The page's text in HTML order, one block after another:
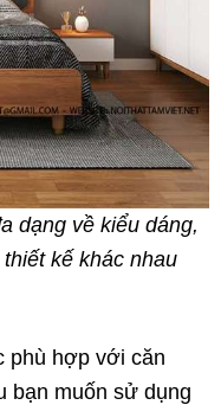
dạng về kiểu dáng,
kế khác nhau
phù hợp với căn
bạn muốn sử dụng